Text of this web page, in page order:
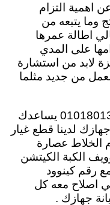
اهمية التزام
وما يتبعه من
اطالة عمرها
على المدي
لابد من استشارة
من جديد مثلما
رقم صيانة كينوود بالعباسية 01018013911 يساعدك
لدينا قطع غيار
الخلاط عصارة
الكبة الكيتشن
رقم كينوود
اصلاح معه كل
جهازك .